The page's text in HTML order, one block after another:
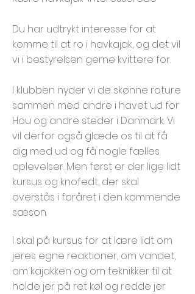
Du har udtrykt interesse for at
komme til at ro i havkajak, og det vil
vi i bestyrelsen gerne kvittere for.
I klubben nyder vi de skønne roture
sammen med andre i havet ud for
Hou og andre steder i Danmark. Vi
vil derfor også glæde os til at få
dig med ud og få nogle fælles
oplevelser. Men først er der lige lidt
kursus og knofedt, der skal
overstås i foråret i den kommende
sæson.
I skal på kursus for at lære lidt om
jeres egne reaktioner, om vandet,
om kajakken og om teknikker til at
holde jer på ret køl og redde jer